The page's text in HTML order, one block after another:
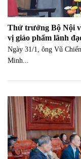
Thứ trưởng Bộ Nội
vị giáo phẩm lãnh
Ngày 31/1, ông Vũ
Minh...